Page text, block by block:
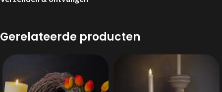
Gerelateerde producten